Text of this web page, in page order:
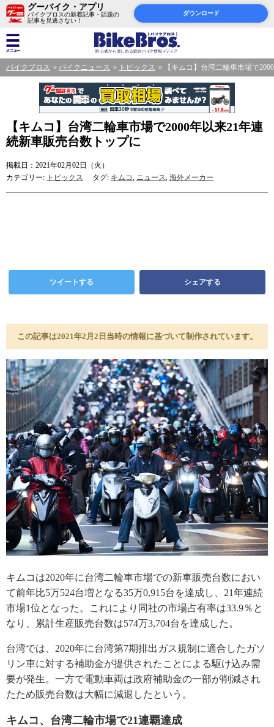
グーバイク・アプリ
バイクブロスの新着記事・話題の
記事を見逃さない！
ダウンロード
バイクブロス バイクニュース トピックス 【キムコ】台湾二輪車市場で
【キムコ】台湾二輪車市場で2000年以来21年連
続新車販売台数トップに
掲載日：2021年02月02日（火）
カテゴリー: トピックス タグ: キムコ, ニュース, 海外メーカー
ツイートする シェアする
この記事は2021年2月2日当時の情報に基づいて制作されています。
キムコは2020年に台湾二輪車市場での新車販売台数におい
て前年比5万524台増となる35万0,915台を達成し、21年連続
市場1位となった。これにより同社の市場占有率は33.9％と
なり、累計生産販売台数は574万3,704台を達成した。
台湾では、2020年に台湾第7期排出ガス規制に適合したガソ
リン車に対する補助金が提供されたことによる駆け込み需
要が発生。一方で電動車両は政府補助金の一部が削減され
たため販売台数は大幅に減退したという。
キムコ、台湾二輪市場で21連覇達成